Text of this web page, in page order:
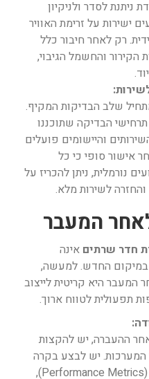
ניתנת לסדר ולניקיון
ישירות על זרימת האוויר
רק לאחר חיבור כלל
והחשמל הגיבוי,
שלב הבדיקות המקיף.
הבדיקה שתוכננו
והיישומים פועלים
אישור סופי כי כל
נורמלית, ניתן להכריז על
לשירות מלא.
המעבר
חדר שרתים אינה
החדש. למעשה,
המעבר היא קריטית לייצוב
תפעולית לטווח ארוך.
ההעברה, יש להקצות
המערכות. יש לבצע בקרה
צמודה על מדדי ביצועים (Performance Metrics),